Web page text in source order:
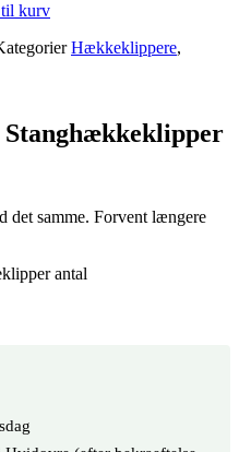
kurv
Hækkeklippere,
det samme. Forvent længere
antal